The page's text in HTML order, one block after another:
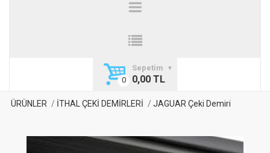
Sepetim
0,00 TL
ÜRÜNLER İTHAL ÇEKİ DEMİRLERİ JAGUAR Çeki Demiri